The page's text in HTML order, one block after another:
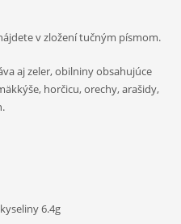
v zložení tučným písmom.
aj zeler, obilniny obsahujúce
horčicu, orechy, arašidy,
6.4g